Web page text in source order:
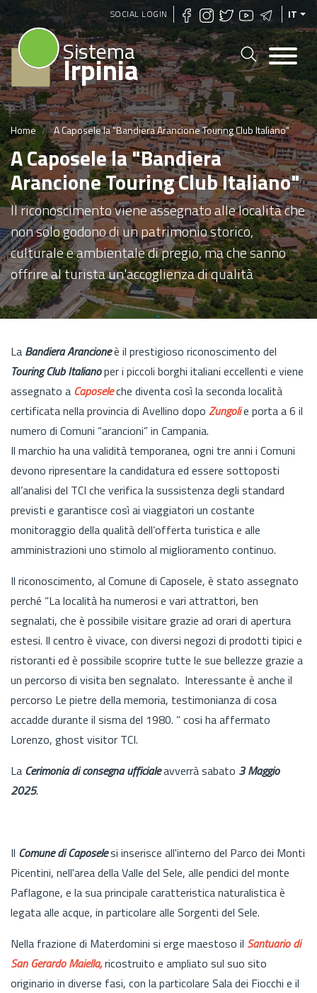
Salta
al
contenuto
principale
SOCIAL LOGIN IT
Sistema
Irpinia
Home A Caposele la "Bandiera Arancione Touring Club Italiano"
A Caposele la "Bandiera
Arancione Touring Club Italiano"
Il riconoscimento viene assegnato alle località che
non solo godono di un patrimonio storico,
culturale e ambientale di pregio, ma che sanno
offrire al turista un'accoglienza di qualità
La Bandiera Arancioneè il prestigioso riconoscimento del
Touring Club Italianoper i piccoli borghi italiani eccellenti e viene
assegnato a Caposeleche diventa così la seconda località
certificata nella provincia di Avellino dopo Zungolie porta a 6 il
numero di Comuni “arancioni” in Campania.
Il marchio ha una validità temporanea, ogni tre anni i Comuni
devono ripresentare la candidatura ed essere sottoposti
all’analisi del TCI che verifica la sussistenza degli standard
previsti e garantisce così ai viaggiatori un costante
monitoraggio della qualità dell’offerta turistica e alle
amministrazioni uno stimolo al miglioramento continuo.
Il riconoscimento, al Comune di Caposele, è stato assegnato
perché “La località ha numerosi e vari attrattori, ben
segnalati, che è possibile visitare grazie ad orari di apertura
estesi. Il centro è vivace, con diversi negozi di prodotti tipici e
ristoranti ed è possibile scoprire tutte le sue bellezze grazie a
un percorso di visita ben segnalato. Interessante è anche il
percorso Le pietre della memoria, testimonianza di cosa
accadde durante il sisma del 1980. ” cosi ha affermato
Lorenzo, ghost visitor TCI.
La Cerimonia di consegna ufficialeavverrà sabato 3 Maggio
2025.
Il Comune di Caposelesi inserisce all'interno del Parco dei Monti
Picentini, nell'area della Valle del Sele, alle pendici del monte
Paflagone, e la sua principale caratteristica naturalistica è
legata alle acque, in particolare alle Sorgenti del Sele.
Nella frazione di Materdomini si erge maestoso il Santuario di
San Gerardo Maiella,ricostruito e ampliato sul suo sito
originario in diverse fasi, con la particolare Sala dei Fiocchi e il